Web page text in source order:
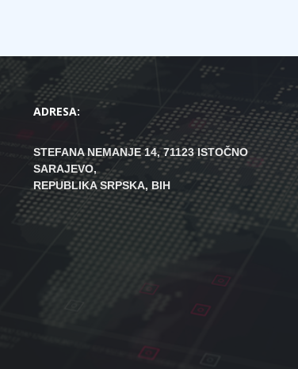
ADRESA:
STEFANA NEMANJE 14, 71123 ISTOČNO
SARAJEVO,
REPUBLIKA SRPSKA, BIH